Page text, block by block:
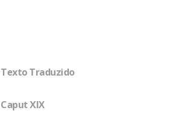
Texto Traduzido
Caput XIX